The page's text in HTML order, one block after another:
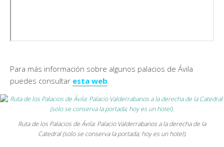
Para más información sobre algunos palacios de Ávila
puedes consultar esta web.
Ruta de los Palacios de Ávila: Palacio Valderrabanos a la derecha de la
Catedral (solo se conserva la portada; hoy es un hotel).